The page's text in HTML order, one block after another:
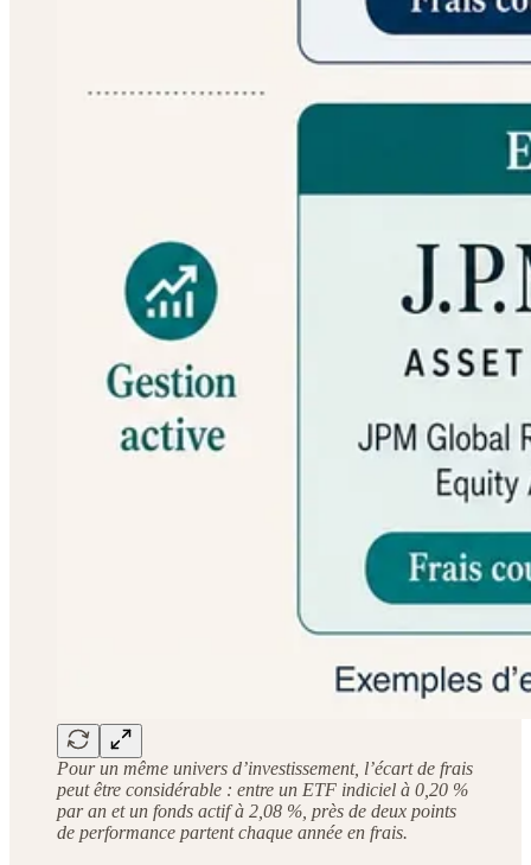
Pour un même univers d’investissement, l’écart de frais
peut être considérable : entre un ETF indiciel à 0,20 %
par an et un fonds actif à 2,08 %, près de deux points
de performance partent chaque année en frais.